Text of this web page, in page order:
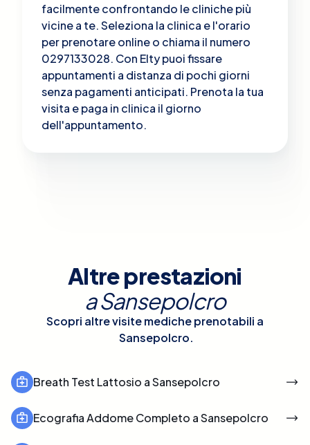
facilmente confrontando le cliniche più
vicine a te. Seleziona la clinica e l'orario
per prenotare online o chiama il numero
0297133028. Con Elty puoi fissare
appuntamenti a distanza di pochi giorni
senza pagamenti anticipati. Prenota la tua
visita e paga in clinica il giorno
dell'appuntamento.
Altre prestazioni
aSansepolcro
Scopri altre visite mediche prenotabili a
Sansepolcro.
Breath Test Lattosio a Sansepolcro
Ecografia Addome Completo a Sansepolcro